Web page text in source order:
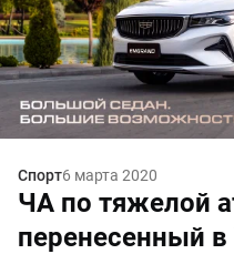
Спорт6 марта 2020
ЧА по тяжелой
перенесенный в